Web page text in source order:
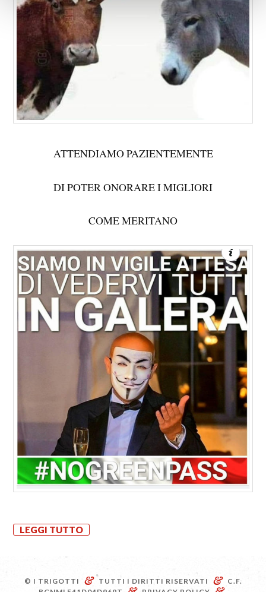
ATTENDIAMO PAZIENTEMENTE
DI POTER ONORARE I MIGLIORI
COME MERITANO
LEGGI TUTTO
© I TRIGOTTI & TUTTI I DIRITTI RISERVATI &
C.F.